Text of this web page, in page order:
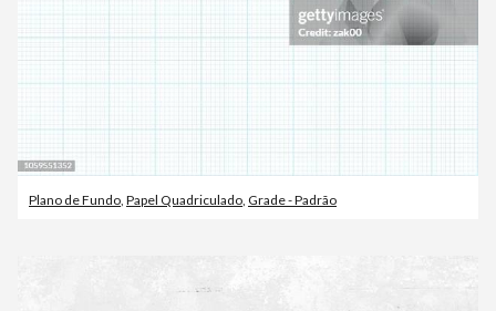
Plano de Fundo Papel Quadriculado Grade - Padrão